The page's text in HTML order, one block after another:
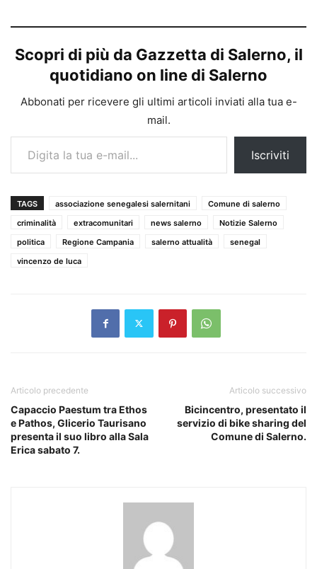
Scopri di più da Gazzetta di Salerno, il
quotidiano on line di Salerno
Abbonati per ricevere gli ultimi articoli inviati alla tua e-
mail.
Digita la tua e-mail...
Iscriviti
TAGS associazione senegalesi salernitani
Comune di salerno
criminalità
extracomunitari news salerno
Notizie Salerno
politica
Regione Campania salerno attualità
senegal
vincenzo de luca
Articolo precedente
Capaccio Paestum tra Ethos
e Pathos, Glicerio Taurisano
presenta il suo libro alla Sala
Erica sabato 7.
Articolo successivo
Bicincentro, presentato il
servizio di bike sharing del
Comune di Salerno.